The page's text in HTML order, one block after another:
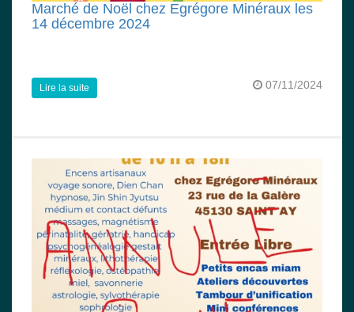
Marché de Noël chez Egrégore Minéraux les
14 décembre 2024
07/11/2024
Lire la suite